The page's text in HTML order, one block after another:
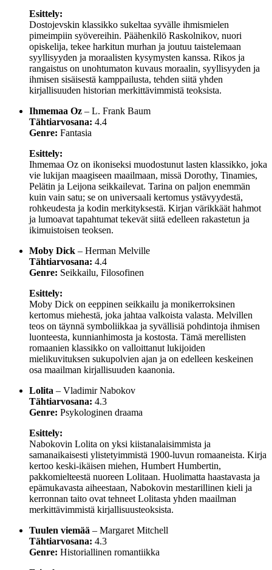
Esittely:
Dostojevskin klassikko sukeltaa syvälle ihmismielen
pimeimpiin syövereihin. Päähenkilö Raskolnikov, nuori
opiskelija, tekee harkitun murhan ja joutuu taistelemaan
syyllisyyden ja moraalisten kysymysten kanssa. Rikos ja
rangaistus on unohtumaton kuvaus moraalin, syyllisyyden ja
ihmisen sisäisestä kamppailusta, tehden siitä yhden
kirjallisuuden historian merkittävimmistä teoksista.
Ihmemaa Oz – L. Frank Baum
Tähtiarvosana: 4.4
Genre: Fantasia
Esittely:
Ihmemaa Oz on ikoniseksi muodostunut lasten klassikko, joka
vie lukijan maagiseen maailmaan, missä Dorothy, Tinamies,
Pelätin ja Leijona seikkailevat. Tarina on paljon enemmän
kuin vain satu; se on universaali kertomus ystävyydestä,
rohkeudesta ja kodin merkityksestä. Kirjan värikkäät hahmot
ja lumoavat tapahtumat tekevät siitä edelleen rakastetun ja
ikimuistoisen teoksen.
Moby Dick – Herman Melville
Tähtiarvosana: 4.4
Genre: Seikkailu, Filosofinen
Esittely:
Moby Dick on eeppinen seikkailu ja monikerroksinen
kertomus miehestä, joka jahtaa valkoista valasta. Melvillen
teos on täynnä symboliikkaa ja syvällisiä pohdintoja ihmisen
luonteesta, kunnianhimosta ja kostosta. Tämä merellisten
romaanien klassikko on valloittanut lukijoiden
mielikuvituksen sukupolvien ajan ja on edelleen keskeinen
osa maailman kirjallisuuden kaanonia.
Lolita – Vladimir Nabokov
Tähtiarvosana: 4.3
Genre: Psykologinen draama
Esittely:
Nabokovin Lolita on yksi kiistanalaisimmista ja
samanaikaisesti ylistetyimmistä 1900-luvun romaaneista. Kirja
kertoo keski-ikäisen miehen, Humbert Humbertin,
pakkomielteestä nuoreen Lolitaan. Huolimatta haastavasta ja
epämukavasta aiheestaan, Nabokovin mestarillinen kieli ja
kerronnan taito ovat tehneet Lolitasta yhden maailman
merkittävimmistä kirjallisuusteoksista.
Tuulen viemää – Margaret Mitchell
Tähtiarvosana: 4.3
Genre: Historiallinen romantiikka